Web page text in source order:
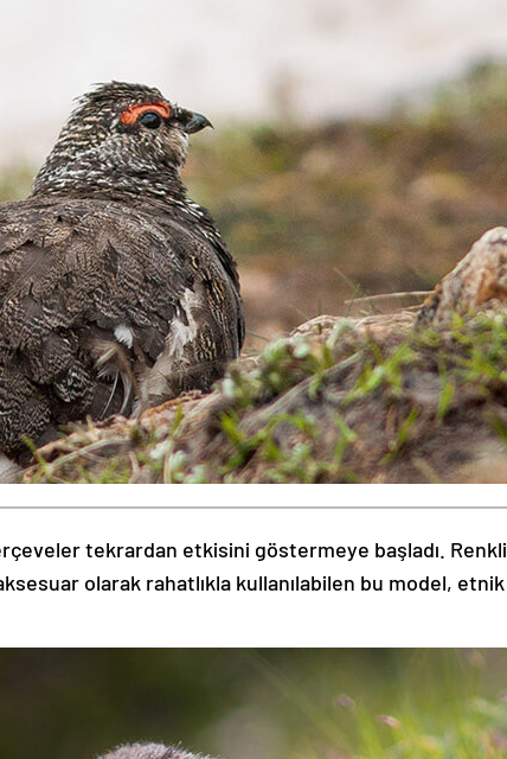
tekrardan etkisini göstermeye başladı. Renkli
olarak rahatlıkla kullanılabilen bu model, etnik